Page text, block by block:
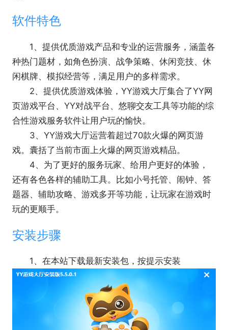
软件特色
1、提供优质游戏产品和专业的运营服务，涵盖各
种热门题材，如角色扮演、战争策略、休闲竞技、休
闲棋牌、模拟经营等，满足用户的多样需求。
2、提供优质游戏体验，YY游戏大厅集合了YY网
页游戏平台、YY对战平台、悠聊交友工具等功能的综
合性游戏服务软件让用户玩的愉快。
3、YY游戏大厅运营着超过70款火爆的网页游
戏。囊括了当前市面上火爆的网页游戏精品。
4、为了更好的服务玩家、给用户更好的体验，
还有各色各样的辅助工具。比如小号托管、闹钟、答
题器、辅助攻略、游戏多开等功能，让玩家在游戏时
玩的更顺手。
安装步骤
1、在本站下载最新安装包，按提示安装